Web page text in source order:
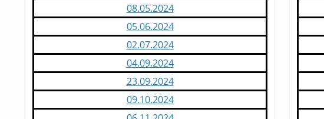
08.05.2024
05.06.2024
02.07.2024
04.09.2024
23.09.2024
09.10.2024